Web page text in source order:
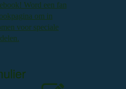
Word een fan
om in
voor speciale